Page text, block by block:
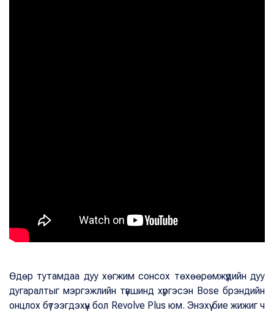
Өдөр тутамдаа дуу хөгжим сонсох төхөөрөмжүүдийн дуу
дугаралтыг мэргэжлийн түвшинд хүргэсэн Bose брэндийн
онцлох бүтээгдэхүүн бол Revolve Plus юм. Энэхүү бие жижиг ч